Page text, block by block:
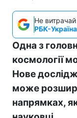
Не
РБК-
Одна з
космології
Нове
може
напрямках,